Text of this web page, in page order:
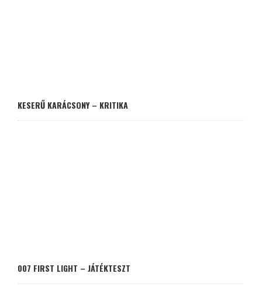
KESERŰ KARÁCSONY – KRITIKA
007 FIRST LIGHT – JÁTÉKTESZT